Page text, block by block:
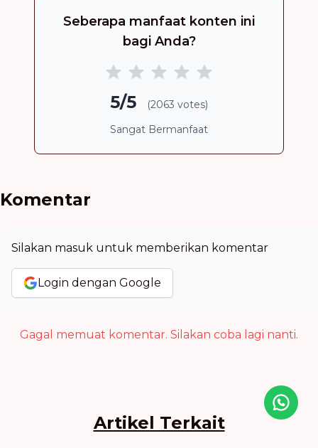
Seberapa manfaat konten ini
bagi Anda?
5/5
(2063 votes)
Sangat Bermanfaat
Komentar
Silakan masuk untuk memberikan komentar
Login dengan Google
Gagal memuat komentar. Silakan coba lagi nanti.
Artikel Terkait
Icon